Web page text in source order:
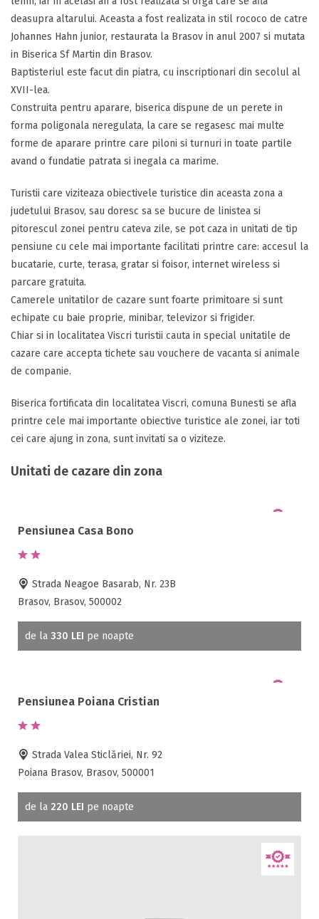
deasupra altarului. Aceasta a fost realizata in stil rococo de catre
Johannes Hahn junior, restaurata la Brasov in anul 2007 si mutata
in Biserica Sf Martin din Brasov.
Baptisteriul este facut din piatra, cu inscriptionari din secolul al
XVII-lea.
Construita pentru aparare, biserica dispune de un perete in
forma poligonala neregulata, la care se regasesc mai multe
forme de aparare printre care piloni si turnuri in toate partile
avand o fundatie patrata si inegala ca marime.
Turistii care viziteaza obiectivele turistice din aceasta zona a
judetului Brasov, sau doresc sa se bucure de linistea si
pitorescul zonei pentru cateva zile, se pot caza in unitati de tip
pensiune cu cele mai importante facilitati printre care: accesul la
bucatarie, curte, terasa, gratar si foisor, internet wireless si
parcare gratuita.
Camerele unitatilor de cazare sunt foarte primitoare si sunt
echipate cu baie proprie, minibar, televizor si frigider.
Chiar si in localitatea Viscri turistii cauta in special unitatile de
cazare care accepta tichete sau vouchere de vacanta si animale
de companie.
Biserica fortificata din localitatea Viscri, comuna Bunesti se afla
printre cele mai importante obiective turistice ale zonei, iar toti
cei care ajung in zona, sunt invitati sa o viziteze.
Unitati de cazare din zona
Pensiunea Casa Bono
Strada Neagoe Basarab, Nr. 23B
Brasov, Brasov, 500002
de la 330 LEI pe noapte
Pensiunea Poiana Cristian
Strada Valea Sticlăriei, Nr. 92
Poiana Brasov, Brasov, 500001
de la 220 LEI pe noapte